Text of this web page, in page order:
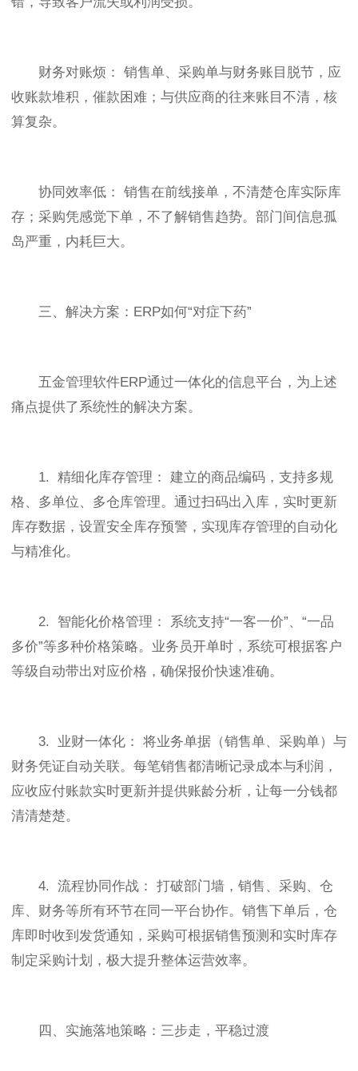
财务对账烦： 销售单、采购单与财务账目脱节，应
收账款堆积，催款困难；与供应商的往来账目不清，核
算复杂。
协同效率低： 销售在前线接单，不清楚仓库实际库
存；采购凭感觉下单，不了解销售趋势。部门间信息孤
岛严重，内耗巨大。
三、解决方案：ERP如何“对症下药”
五金管理软件ERP通过一体化的信息平台，为上述
痛点提供了系统性的解决方案。
1. 精细化库存管理： 建立的商品编码，支持多规
格、多单位、多仓库管理。通过扫码出入库，实时更新
库存数据，设置安全库存预警，实现库存管理的自动化
与精准化。
2. 智能化价格管理： 系统支持“一客一价”、“一品
多价”等多种价格策略。业务员开单时，系统可根据客户
等级自动带出对应价格，确保报价快速准确。
3. 业财一体化： 将业务单据（销售单、采购单）与
财务凭证自动关联。每笔销售都清晰记录成本与利润，
应收应付账款实时更新并提供账龄分析，让每一分钱都
清清楚楚。
4. 流程协同作战： 打破部门墙，销售、采购、仓
库、财务等所有环节在同一平台协作。销售下单后，仓
库即时收到发货通知，采购可根据销售预测和实时库存
制定采购计划，极大提升整体运营效率。
四、实施落地策略：三步走，平稳过渡